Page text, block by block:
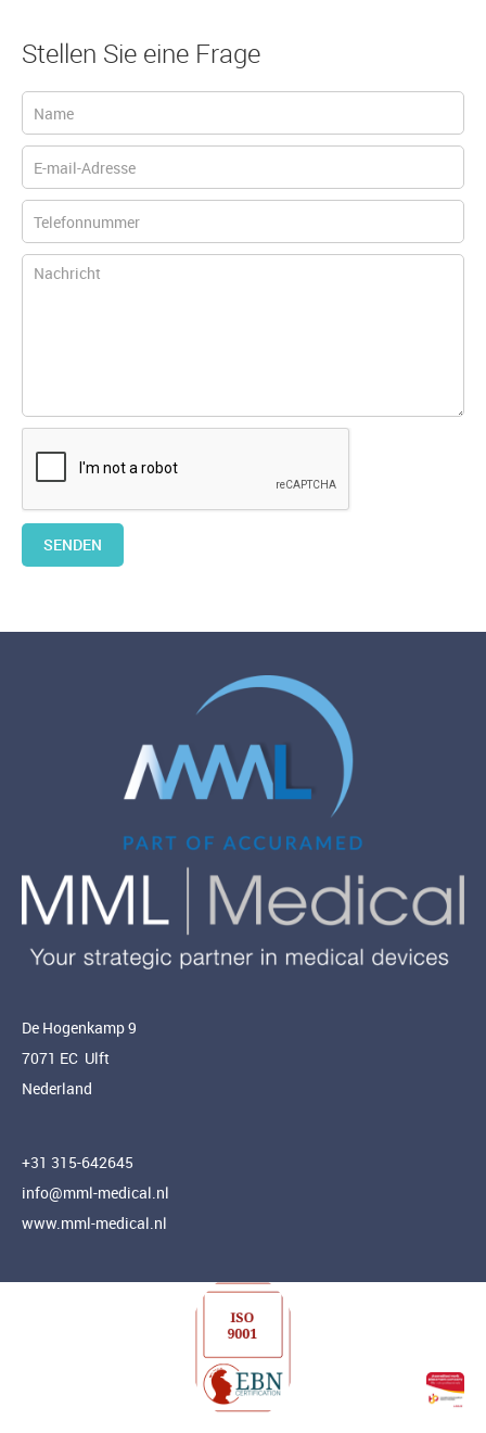
Stellen Sie eine Frage
SENDEN
De Hogenkamp 9
7071 EC Ulft
Nederland
+31 315-642645
info@mml-medical.nl
www.mml-medical.nl